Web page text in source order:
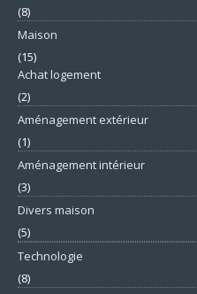
(8)
Maison
(15)
Achat logement
(2)
Aménagement extérieur
(1)
Aménagement intérieur
(3)
Divers maison
(5)
Technologie
(8)